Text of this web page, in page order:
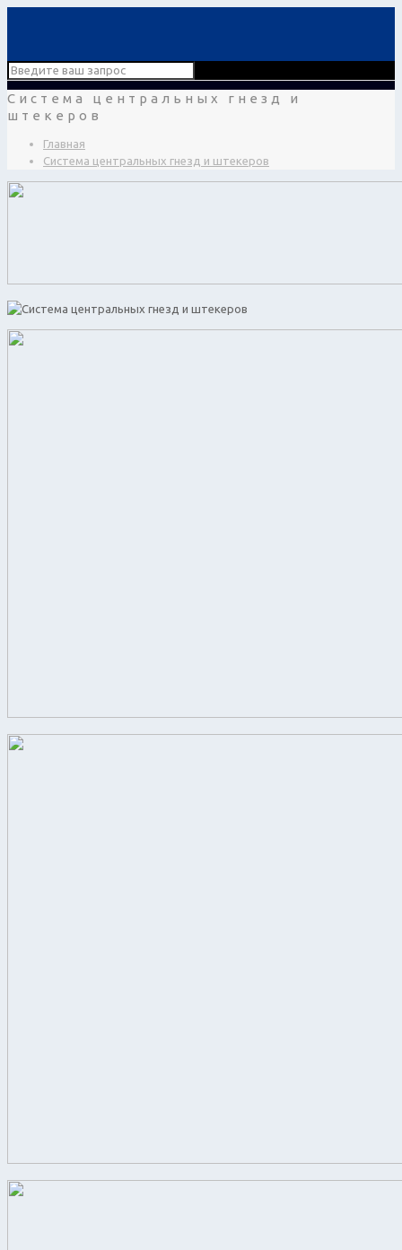
Система центральных гнезд и
штекеров
Главная
Система центральных гнезд и штекеров